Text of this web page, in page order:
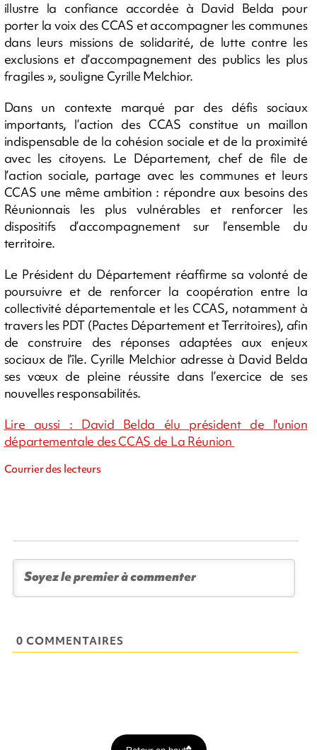
illustre la confiance accordée à David Belda pour
porter la voix des CCAS et accompagner les communes
dans leurs missions de solidarité, de lutte contre les
exclusions et d’accompagnement des publics les plus
fragiles », souligne Cyrille Melchior.
Dans un contexte marqué par des défis sociaux
importants, l’action des CCAS constitue un maillon
indispensable de la cohésion sociale et de la proximité
avec les citoyens. Le Département, chef de file de
l’action sociale, partage avec les communes et leurs
CCAS une même ambition : répondre aux besoins des
Réunionnais les plus vulnérables et renforcer les
dispositifs d’accompagnement sur l’ensemble du
territoire.
Le Président du Département réaffirme sa volonté de
poursuivre et de renforcer la coopération entre la
collectivité départementale et les CCAS, notamment à
travers les PDT (Pactes Département et Territoires), afin
de construire des réponses adaptées aux enjeux
sociaux de l’île. Cyrille Melchior adresse à David Belda
ses vœux de pleine réussite dans l’exercice de ses
nouvelles responsabilités.
Lire aussi : David Belda élu président de l'union
départementale des CCAS de La Réunion
Courrier des lecteurs
0 COMMENTAIRES